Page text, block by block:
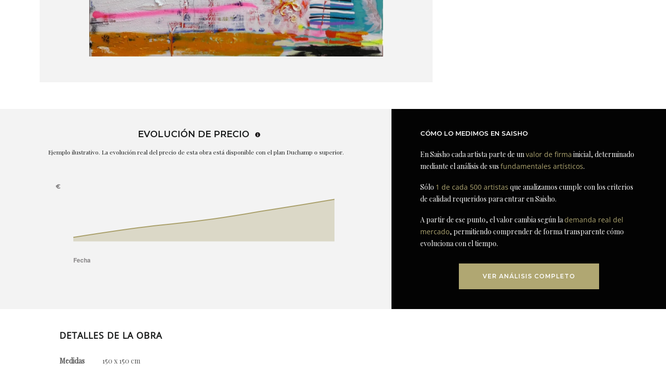
EVOLUCIÓN DE PRECIO
Ejemplo ilustrativo. La evolución real del precio de esta obra está disponible con el plan Duchamp o superior.
CÓMO LO MEDIMOS EN SAISHO
En Saisho cada artista parte de unvalor de firma inicial, determinado
mediante el análisis de susfundamentales artísticos.
Sólo 1 de cada 500 artistas que analizamos cumple con los criterios
de calidad requeridos para entrar en Saisho.
A partir de ese punto, el valor cambia según lademanda real del
mercado, permitiendo comprender de forma transparente cómo
evoluciona con el tiempo.
VER ANÁLISIS COMPLETO
DETALLES DE LA OBRA
Medidas
150 x 150 cm